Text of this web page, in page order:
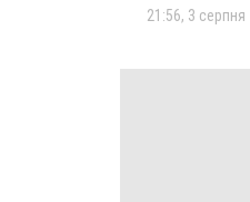
21:56, 3 серпня